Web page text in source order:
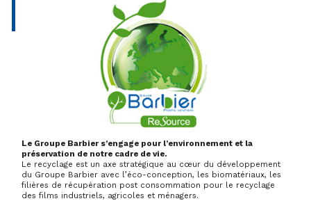
Le Groupe Barbier s’engage pour l’environnement et la
préservation de notre cadre de vie.
Le recyclage est un axe stratégique au cœur du développement
du Groupe Barbier avec l’éco-conception, les biomatériaux, les
filières de récupération post consommation pour le recyclage
des films industriels, agricoles et ménagers.